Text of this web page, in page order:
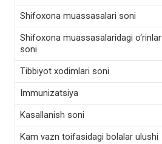
Shifoxona muassasalari soni
Shifoxona muassasalaridagi o‘rinlar
soni
Tibbiyot xodimlari soni
Immunizatsiya
Kasallanish soni
Kam vazn toifasidagi bolalar ulushi